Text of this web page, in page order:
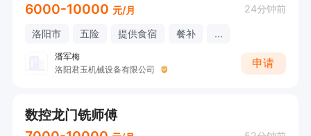
6000-10000 元/月 24分钟前
洛阳市 五险 提供食宿 餐补 ...
潘军梅
洛阳君玉机械设备有限公司
申请
数控龙门铣师傅